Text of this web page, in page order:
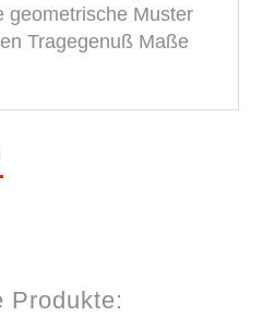
geometrische Muster
Tragegenuß Maße
Produkte: